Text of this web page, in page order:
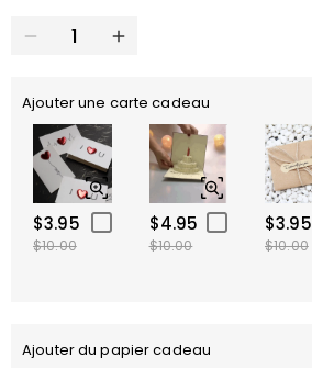
Ajouter une carte cadeau
$3.95
$10.00
$4.95
$10.00
$3.95
$10.00
Ajouter du papier cadeau